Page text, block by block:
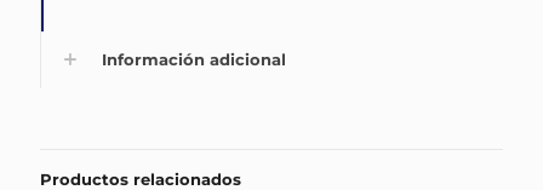
Información adicional
Productos relacionados